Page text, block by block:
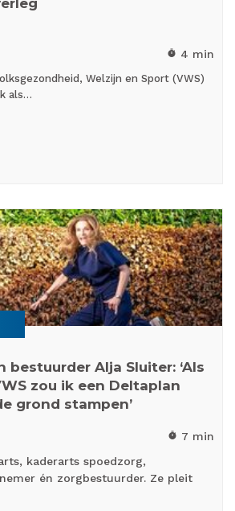
timer 4 min
Welzijn en Sport (VWS)
als…
bestuurder Alja Sluiter: ‘Als
zou ik een Deltaplan
grond stampen’
timer 7 min
kaderarts spoedzorg,
én zorgbestuurder. Ze pleit